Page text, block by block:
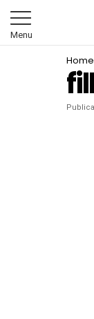
Menu
You
Home